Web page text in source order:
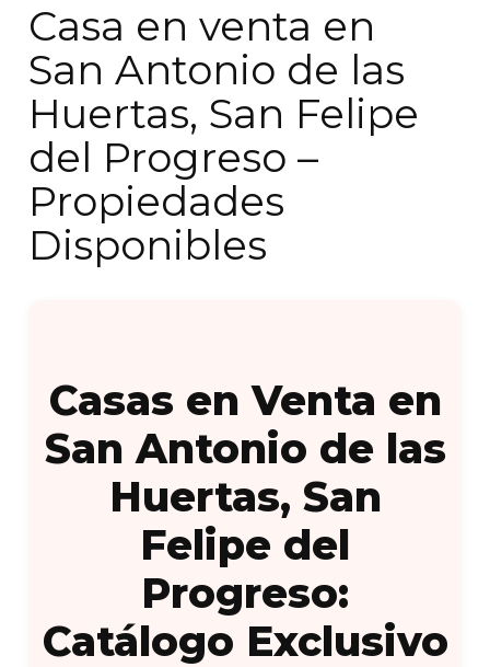
Casa en venta en
San Antonio de las
Huertas, San Felipe
del Progreso –
Propiedades
Disponibles
Casas en Venta en
San Antonio de las
Huertas, San
Felipe del
Progreso:
Catálogo Exclusivo